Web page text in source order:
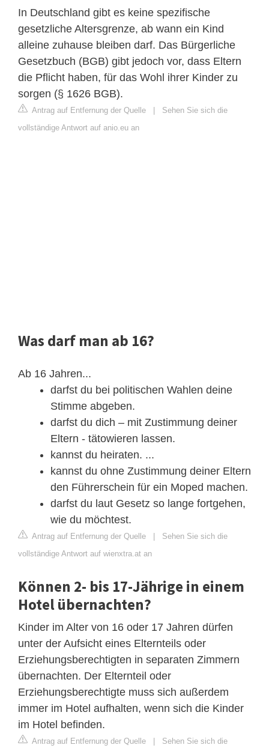
In Deutschland gibt es keine spezifische
gesetzliche Altersgrenze, ab wann ein Kind
alleine zuhause bleiben darf. Das Bürgerliche
Gesetzbuch (BGB) gibt jedoch vor, dass Eltern
die Pflicht haben, für das Wohl ihrer Kinder zu
sorgen (§ 1626 BGB).
Antrag auf Entfernung der Quelle | Sehen Sie sich die
vollständige Antwort auf anio.eu an
Was darf man ab 16?
Ab 16 Jahren...
darfst du bei politischen Wahlen deine
Stimme abgeben.
darfst du dich – mit Zustimmung deiner
Eltern - tätowieren lassen.
kannst du heiraten. ...
kannst du ohne Zustimmung deiner Eltern
den Führerschein für ein Moped machen.
darfst du laut Gesetz so lange fortgehen,
wie du möchtest.
Antrag auf Entfernung der Quelle | Sehen Sie sich die
vollständige Antwort auf wienxtra.at an
Können 2- bis 17-Jährige in einem
Hotel übernachten?
Kinder im Alter von 16 oder 17 Jahren dürfen
unter der Aufsicht eines Elternteils oder
Erziehungsberechtigten in separaten Zimmern
übernachten. Der Elternteil oder
Erziehungsberechtigte muss sich außerdem
immer im Hotel aufhalten, wenn sich die Kinder
im Hotel befinden.
Antrag auf Entfernung der Quelle | Sehen Sie sich die